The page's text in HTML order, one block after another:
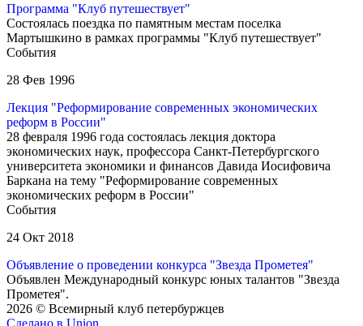
Программа "Клуб путешествует"
Состоялась поездка по памятным местам поселка
Мартышкино в рамках программы "Клуб путешествует"
События
28 Фев 1996
Лекция "Реформирование современных экономических
реформ в России"
28 февраля 1996 года состоялась лекция доктора
экономических наук, профессора Санкт-Петербургского
университета экономики и финансов Давида Иосифовича
Баркана на тему "Реформирование современных
экономических реформ в России"
События
24 Окт 2018
Объявление о проведении конкурса "Звезда Прометея"
Объявлен Международный конкурс юных талантов "Звезда
Прометея".
2026 © Всемирный клуб петербуржцев
Сделано в Union